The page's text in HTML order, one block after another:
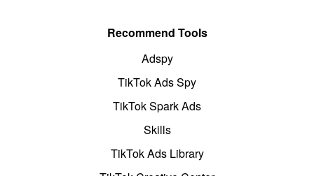
Recommend Tools
Adspy
TikTok Ads Spy
TikTok Spark Ads
Skills
TikTok Ads Library